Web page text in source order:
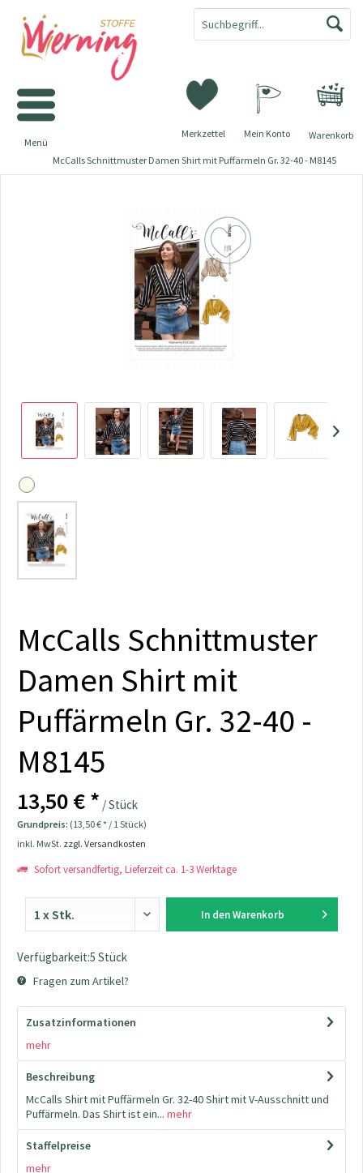
Warenkorb
Merkzettel Mein Konto
Menü
McCalls Schnittmuster Damen Shirt mit Puffärmeln Gr. 32-40 - M8145
McCalls Schnittmuster
Damen Shirt mit
Puffärmeln Gr. 32-40 -
M8145
13,50 € * / Stück
Grundpreis: (13,50 € * / 1 Stück)
inkl. MwSt. zzgl. Versandkosten
Sofort versandfertig, Lieferzeit ca. 1-3 Werktage
In den Warenkorb
Verfügbarkeit:5 Stück
Fragen zum Artikel?
Zusatzinformationen
mehr
Beschreibung
McCalls Shirt mit Puffärmeln Gr. 32-40 Shirt mit V-Ausschnitt und
Puffärmeln. Das Shirt ist ein... mehr
Staffelpreise
mehr